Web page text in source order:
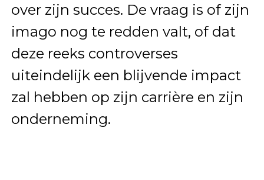
over zijn succes. De vraag is of zijn
imago nog te redden valt, of dat
deze reeks controverses
uiteindelijk een blijvende impact
zal hebben op zijn carrière en zijn
onderneming.